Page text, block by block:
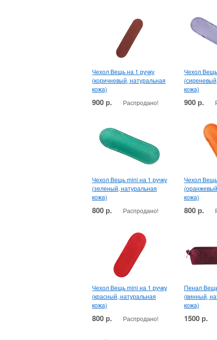
Чехол Вещь на 1 ручку
(коричневый, натуральная
кожа)
900 р. Распродано!
Чехол
кожа)
900 р.
Чехол Вещь mini на 1 ручку
(зеленый, натуральная
кожа)
800 р. Распродано!
Чехол
кожа)
800 р.
Чехол Вещь mini на 1 ручку
(красный, натуральная
кожа)
800 р. Распродано!
Пенал
(винный,
кожа)
1500 р.